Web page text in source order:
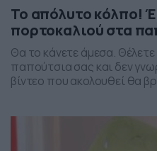
Το απόλυτο κόλπο!
πορτοκαλιού στα
Θα το κάνετε άμεσα.
παπούτσια σας και δεν
βίντεο που ακολουθεί θα
γνωστό, οι φλούδες του